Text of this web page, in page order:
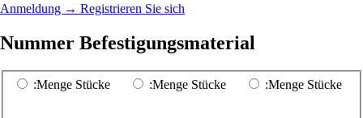
Anmeldung → Registrieren Sie sich
Nummer Befestigungsmaterial
:Menge Stücke :Menge Stücke :Menge Stücke